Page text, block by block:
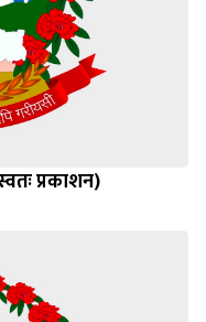
प्रकाशन)